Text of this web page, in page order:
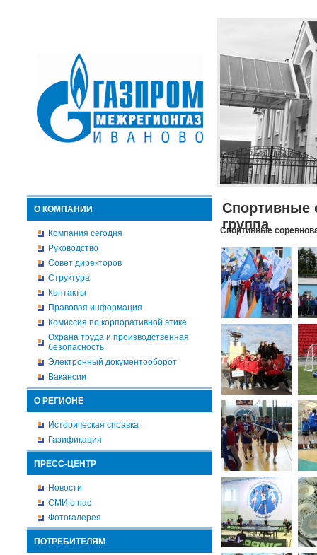
О КОМПАНИИ
Компания сегодня
Руководство
Совет директоров
Структура
Контакты
Правовая информация
Комиссия по корпоративной этике
Охрана труда и производственная
безопасность
Электронный документооборот
Вакансии
О РЕГИОНЕ
Историческая справка
Газификация
ПРЕСС-ЦЕНТР
Новости
СМИ о нас
Фотогалерея
ПОТРЕБИТЕЛЯМ
Спортивные
группа
Спортивные